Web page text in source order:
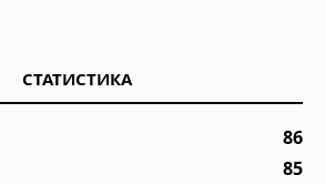
СТАТИСТИКА
86
85